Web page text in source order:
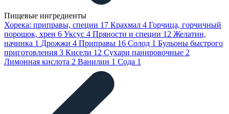
Пищевые ингредиенты
Хорека: приправы, специи 17 Крахмал 4 Горчица, горчичный
порошок, хрен 6 Уксус 4 Пряности и специи 12 Желатин,
начинка 1 Дрожжи 4 Приправы 16 Солод 1 Бульоны быстрого
приготовления 3 Кисели 12 Сухари панировочные 2
Лимонная кислота 2 Ванилин 1 Сода 1